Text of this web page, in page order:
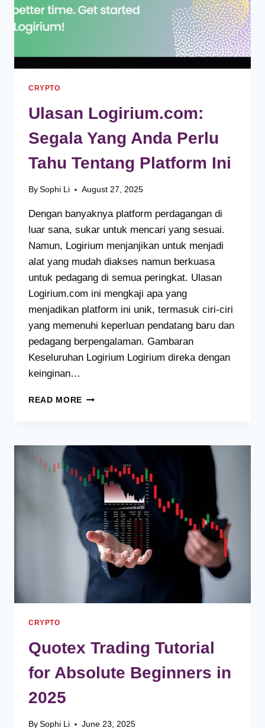
CRYPTO
Ulasan Logirium.com:
Segala Yang Anda Perlu
Tahu Tentang Platform Ini
By Sophi Li August 27, 2025
Dengan banyaknya platform perdagangan di
luar sana, sukar untuk mencari yang sesuai.
Namun, Logirium menjanjikan untuk menjadi
alat yang mudah diakses namun berkuasa
untuk pedagang di semua peringkat. Ulasan
Logirium.com ini mengkaji apa yang
menjadikan platform ini unik, termasuk ciri-ciri
yang memenuhi keperluan pendatang baru dan
pedagang berpengalaman. Gambaran
Keseluruhan Logirium Logirium direka dengan
keinginan…
READ MORE ULASAN
ANDA
TAHU
TENTANG
PLATFORM
CRYPTO
Quotex Trading Tutorial
for Absolute Beginners in
2025
By Sophi Li June 23, 2025